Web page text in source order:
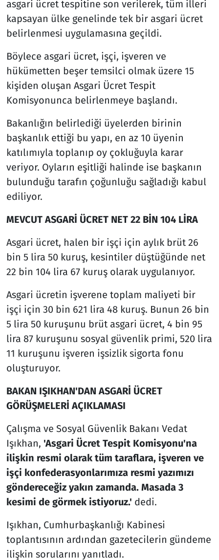
asgari ücret tespitine son verilerek, tüm illeri
kapsayan ülke genelinde tek bir asgari ücret
belirlenmesi uygulamasına geçildi.
Böylece asgari ücret, işçi, işveren ve
hükümetten beşer temsilci olmak üzere 15
kişiden oluşan Asgari Ücret Tespit
Komisyonunca belirlenmeye başlandı.
Bakanlığın belirlediği üyelerden birinin
başkanlık ettiği bu yapı, en az 10 üyenin
katılımıyla toplanıp oy çokluğuyla karar
veriyor. Oyların eşitliği halinde ise başkanın
bulunduğu tarafın çoğunluğu sağladığı kabul
ediliyor.
MEVCUT ASGARİ ÜCRET NET 22 BİN 104 LİRA
Asgari ücret, halen bir işçi için aylık brüt 26
bin 5 lira 50 kuruş, kesintiler düştüğünde net
22 bin 104 lira 67 kuruş olarak uygulanıyor.
Asgari ücretin işverene toplam maliyeti bir
işçi için 30 bin 621 lira 48 kuruş. Bunun 26 bin
5 lira 50 kuruşunu brüt asgari ücret, 4 bin 95
lira 87 kuruşunu sosyal güvenlik primi, 520 lira
11 kuruşunu işveren işsizlik sigorta fonu
oluşturuyor.
BAKAN IŞIKHAN'DAN ASGARİ ÜCRET
GÖRÜŞMELERİ AÇIKLAMASI
Çalışma ve Sosyal Güvenlik Bakanı Vedat
Işıkhan, 'Asgari Ücret Tespit Komisyonu'na
ilişkin resmi olarak tüm taraflara, işveren ve
işçi konfederasyonlarımıza resmi yazımızı
göndereceğiz yakın zamanda. Masada 3
kesimi de görmek istiyoruz.' dedi.
Işıkhan, Cumhurbaşkanlığı Kabinesi
toplantısının ardından gazetecilerin gündeme
ilişkin sorularını yanıtladı.